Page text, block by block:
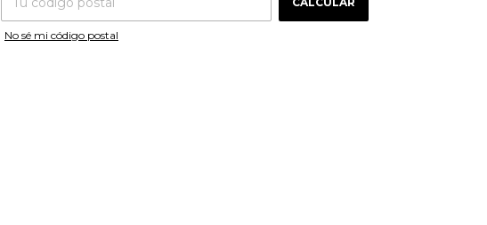
No sé mi código postal